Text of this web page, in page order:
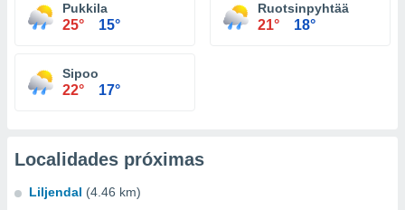
Pukkila
25° 15°
Ruotsinpyhtää
21° 18°
Sipoo
22° 17°
Localidades próximas
Liljendal (4.46 km)